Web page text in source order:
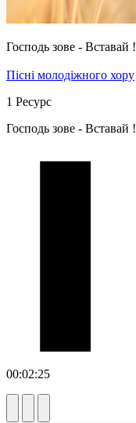
Господь зове - Вставай !
Пісні молодіжного хору
1 Ресурс
Господь зове - Вставай !
00:02:25